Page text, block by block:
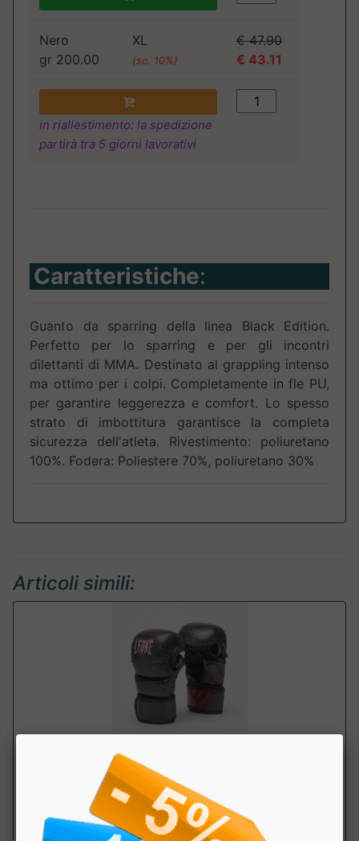
Nero
gr 200.00
XL
(sc. 10%)
€ 47.90
€ 43.11
in riallestimento: la spedizione
partirà tra 5 giorni lavorativi
Caratteristiche:
Guanto da sparring della linea Black Edition.
Perfetto per lo sparring e per gli incontri
dilettanti di MMA. Destinato al grappling intenso
ma ottimo per i colpi. Completamente in fle PU,
per garantire leggerezza e comfort. Lo spesso
strato di imbottitura garantisce la completa
sicurezza dell'atleta. Rivestimento: poliuretano
100%. Fodera: Poliestere 70%, poliuretano 30%
Articoli simili:
GUANTI MMA PRIMAL INSTINCT TRAINING
GP116
Leone